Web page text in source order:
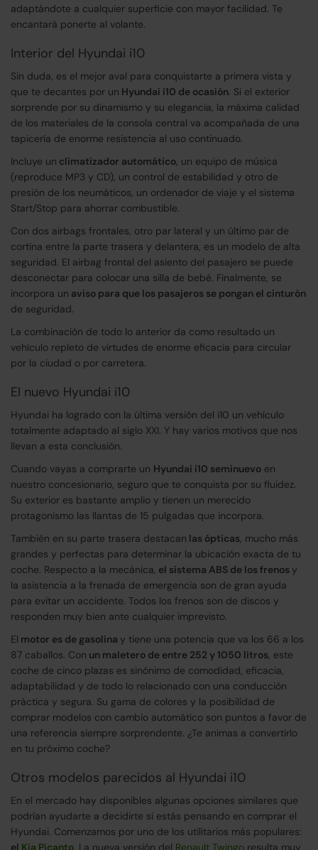
adaptándote a cualquier superficie con mayor facilidad. Te
encantará ponerte al volante.
Interior del Hyundai i10
Sin duda, es el mejor aval para conquistarte a primera vista y
que te decantes por un Hyundai i10 de ocasión. Si el exterior
sorprende por su dinamismo y su elegancia, la máxima calidad
de los materiales de la consola central va acompañada de una
tapicería de enorme resistencia al uso continuado.
Incluye un climatizador automático, un equipo de música
(reproduce MP3 y CD), un control de estabilidad y otro de
presión de los neumáticos, un ordenador de viaje y el sistema
Start/Stop para ahorrar combustible.
Con dos airbags frontales, otro par lateral y un último par de
cortina entre la parte trasera y delantera, es un modelo de alta
seguridad. El airbag frontal del asiento del pasajero se puede
desconectar para colocar una silla de bebé. Finalmente, se
incorpora un aviso para que los pasajeros se pongan el cinturón
de seguridad.
La combinación de todo lo anterior da como resultado un
vehículo repleto de virtudes de enorme eficacia para circular
por la ciudad o por carretera.
El nuevo Hyundai i10
Hyundai ha logrado con la última versión del i10 un vehículo
totalmente adaptado al siglo XXI. Y hay varios motivos que nos
llevan a esta conclusión.
Cuando vayas a comprarte un Hyundai i10 seminuevo en
nuestro concesionario, seguro que te conquista por su fluidez.
Su exterior es bastante amplio y tienen un merecido
protagonismo las llantas de 15 pulgadas que incorpora.
También en su parte trasera destacan las ópticas, mucho más
grandes y perfectas para determinar la ubicación exacta de tu
coche. Respecto a la mecánica, el sistema ABS de los frenos y
la asistencia a la frenada de emergencia son de gran ayuda
para evitar un accidente. Todos los frenos son de discos y
responden muy bien ante cualquier imprevisto.
El motor es de gasolina y tiene una potencia que va los 66 a los
87 caballos. Con un maletero de entre 252 y 1050 litros, este
coche de cinco plazas es sinónimo de comodidad, eficacia,
adaptabilidad y de todo lo relacionado con una conducción
práctica y segura. Su gama de colores y la posibilidad de
comprar modelos con cambio automático son puntos a favor de
una referencia siempre sorprendente. ¿Te animas a convertirlo
en tu próximo coche?
Otros modelos parecidos al Hyundai i10
En el mercado hay disponibles algunas opciones similares que
podrían ayudarte a decidirte si estás pensando en comprar el
Hyundai. Comenzamos por uno de los utilitarios más populares:
el Kia Picanto. La nueva versión del Renault Twingo resulta muy